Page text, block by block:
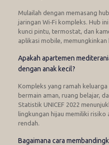
Mulailah dengan memasang
jaringan Wi‑Fi kompleks. Hub
kunci pintu, termostat, dan
aplikasi mobile,
Apakah apartemen
dengan anak kecil?
Kompleks yang ramah
bermain aman, ruang belajar,
Statistik UNICEF 2022
lingkungan hijau memiliki risiko
rendah.
Bagaimana cara